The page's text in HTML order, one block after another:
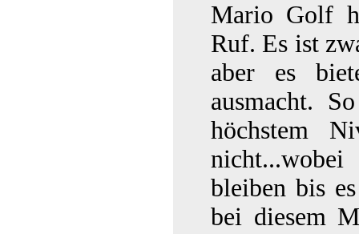
Mario Golf
Ruf. Es ist
aber es
ausmacht.
höchstem
bleiben bis
bei diesem